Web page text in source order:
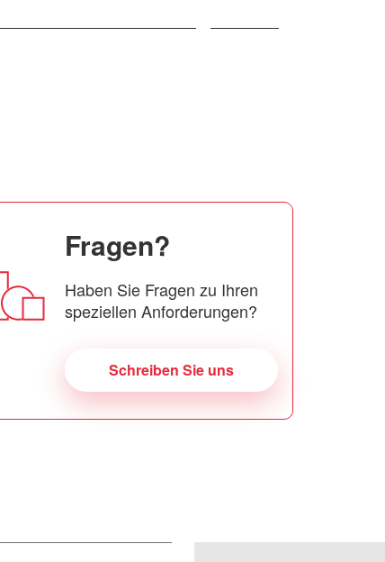
Fragen?
Haben Sie Fragen zu Ihren
speziellen Anforderungen?
Schreiben Sie uns